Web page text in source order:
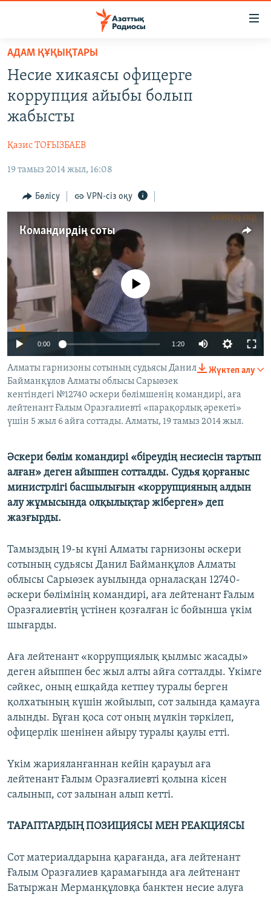
Skip
main
content
to
main
Skip
Search
AZATTYQTV
АДАМ ҚҰҚЫҚТАРЫ
ӘЛЕУМЕТ
ӘЛЕМ
АРНАЙЫ ЖОБАЛАР
Русский
ЖАЗЫЛЫҢЫЗ
Басқа тілдерде
АДАМ ҚҰҚЫҚТАРЫ
Несие хикаясы офицерге
коррупция айыбы болып
жабысты
Қазис ТОҒЫЗБАЕВ
19 тамыз 2014 жыл, 16:08
Бөлісу VPN-сіз оқу
Командирдің соты
No media source currently available
0:00 1:20
Жүктеп алу
Алматы гарнизоны сотының судьясы Данил
Байманқұлов Алматы облысы Сарыөзек
кентіндегі №12740 әскери бөлімшенің командирі, аға
лейтенант Ғалым Оразғалиевті «парақорлық әрекеті»
үшін 5 жыл 6 айға соттады. Алматы, 19 тамыз 2014 жыл.
​Әскери бөлім командирі «біреудің несиесін тартып
алған» деген айыппен сотталды. Судья қорғаныс
министрлігі басшылығын «коррупцияның алдын
алу жұмысында олқылықтар жіберген» деп
жазғырды.
Тамыздың 19-ы күні Алматы гарнизоны әскери
сотының судьясы Данил Байманқұлов Алматы
облысы Сарыөзек ауылында орналасқан 12740-
әскери бөлімінің командирі, аға лейтенант Ғалым
Оразғалиевтің үстінен қозғалған іс бойынша үкім
шығарды.
Аға лейтенант «коррупциялық қылмыс жасады»
деген айыппен бес жыл алты айға сотталды. Үкімге
сәйкес, оның ешқайда кетпеу туралы берген
қолхатының күшін жойылып, сот залында қамауға
алынды. Бұған қоса сот оның мүлкін тәркілеп,
офицерлік шенінен айыру туралы қаулы етті.
Үкім жарияланғаннан кейін қарауыл аға
лейтенант Ғалым Оразғалиевті қолына кісен
салынып, сот залынан алып кетті.
ТАРАПТАРДЫҢ ПОЗИЦИЯСЫ МЕН РЕАКЦИЯСЫ
Сот материалдарына қарағанда, аға лейтенант
Ғалым Оразғалиев қарамағында аға лейтенант
Батыржан Мерманқұловқа банктен несие алуға